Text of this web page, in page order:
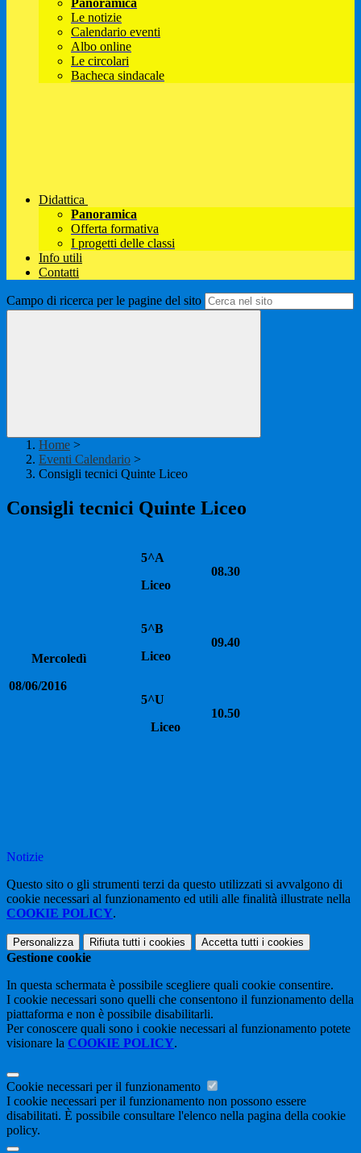
Panoramica
Le notizie
Calendario eventi
Albo online
Le circolari
Bacheca sindacale
Didattica
Panoramica
Offerta formativa
I progetti delle classi
Info utili
Contatti
Campo di ricerca per le pagine del sito
Home >
Eventi Calendario >
Consigli tecnici Quinte Liceo
Consigli tecnici Quinte Liceo
Mercoledì
08/06/2016
5^A
Liceo
08.30
5^B
Liceo
09.40
5^U
Liceo
10.50
Notizie
Questo sito o gli strumenti terzi da questo utilizzati si avvalgono di
cookie necessari al funzionamento ed utili alle finalità illustrate nella
COOKIE POLICY.
Personalizza Rifiuta tutti i cookies Accetta tutti i cookies
Gestione cookie
In questa schermata è possibile scegliere quali cookie consentire.
I cookie necessari sono quelli che consentono il funzionamento della
piattaforma e non è possibile disabilitarli.
Per conoscere quali sono i cookie necessari al funzionamento potete
visionare la COOKIE POLICY.
Cookie necessari per il funzionamento
I cookie necessari per il funzionamento non possono essere
disabilitati. È possibile consultare l'elenco nella pagina della cookie
policy.